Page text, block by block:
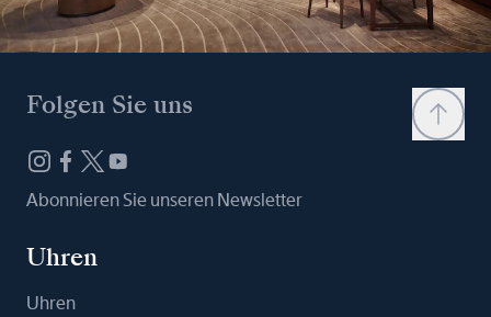
Folgen Sie uns
Abonnieren Sie unseren Newsletter
Uhren
Uhren